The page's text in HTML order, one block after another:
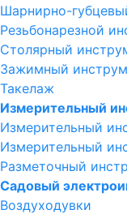
Шарнирно-
Резьбонарезной
Столярный
Зажимный
Такелаж
Измерительный
Измерительный
Измерительный
Разметочный
Садовый
Воздуходувки